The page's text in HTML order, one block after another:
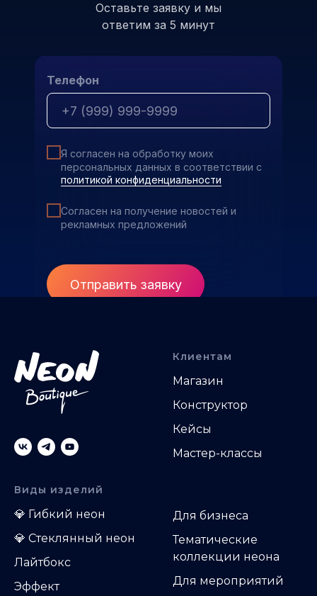
Телефон
Я согласен на обработку моих
персональных данных в соответствии с
политикой конфиденциальности
Согласен на получение новостей и
рекламных предложений
Отправить заявку
Оставьте заявку и мы
ответим за 5 минут
Клиентам
Магазин
Конструктор
Кейсы
Мастер-классы
Виды изделий
💎 Гибкий неон
💎 Стеклянный неон
Лайтбокс
Эффект
Для бизнеса
Тематические
коллекции неона
Для мероприятий